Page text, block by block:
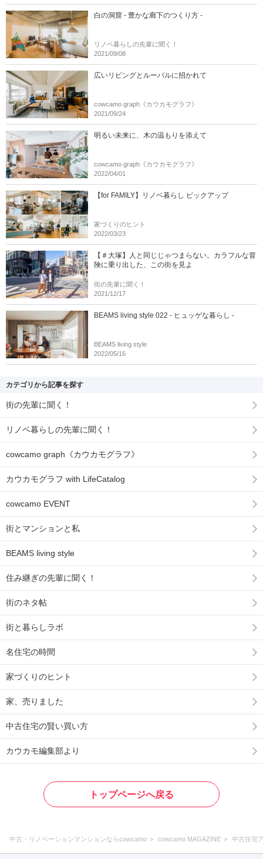
白の洞窟 - 豊かな廊下のつくり方 -
リノベ暮らしの先輩に聞く！
2021/09/08
広いリビングとルーバルに招かれて
cowcamo graph《カウカモグラフ》
2021/09/24
明るい未来に、木の温もりを添えて
cowcamo graph《カウカモグラフ》
2022/04/01
【for FAMILY】リノベ暮らし ピックアップ
家づくりのヒント
2022/03/23
【＃大塚】人と同じじゃつまらない。カラフルな冒
険に乗り出した、この街を見よ
街の先輩に聞く！
2021/12/17
BEAMS living style 022 - ヒュッゲな暮らし -
BEAMS living style
2022/05/16
カテゴリから記事を探す
街の先輩に聞く！
リノベ暮らしの先輩に聞く！
cowcamo graph《カウカモグラフ》
カウカモグラフ with LifeCatalog
cowcamo EVENT
街とマンションと私
BEAMS living style
住み継ぎの先輩に聞く！
街のネタ帖
街と暮らしラボ
名住宅の時間
家づくりのヒント
家、売りました
中古住宅の賢い買い方
カウカモ編集部より
トップページへ戻る
中古・リノベーションマンションならcowcamo cowcamo MAGAZINE 中古住宅